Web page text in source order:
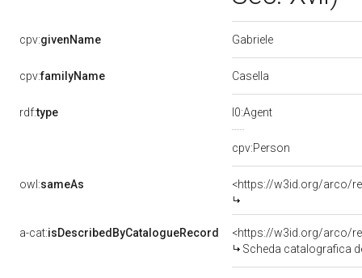
cpv:givenName Gabriele
cpv:familyName Casella
rdf:type l0:Agent
cpv:Person
owl:sameAs <https://w3id.org/arco/
a-cat:isDescribedByCatalogueRecord
<https://w3id.org/arco/
Scheda catalografica